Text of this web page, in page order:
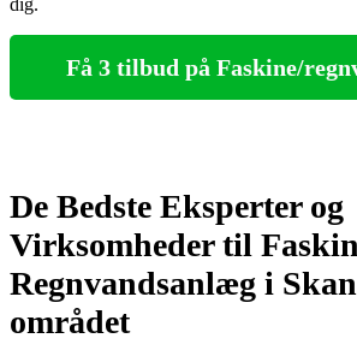
dig.
Få 3 tilbud på Faskine/
De Bedste Eksperter og
Virksomheder til
Regnvandsanlæg i
området